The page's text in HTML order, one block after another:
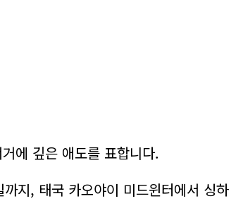
에 깊은 애도를 표합니다.
지, 태국 카오야이 미드윈터에서